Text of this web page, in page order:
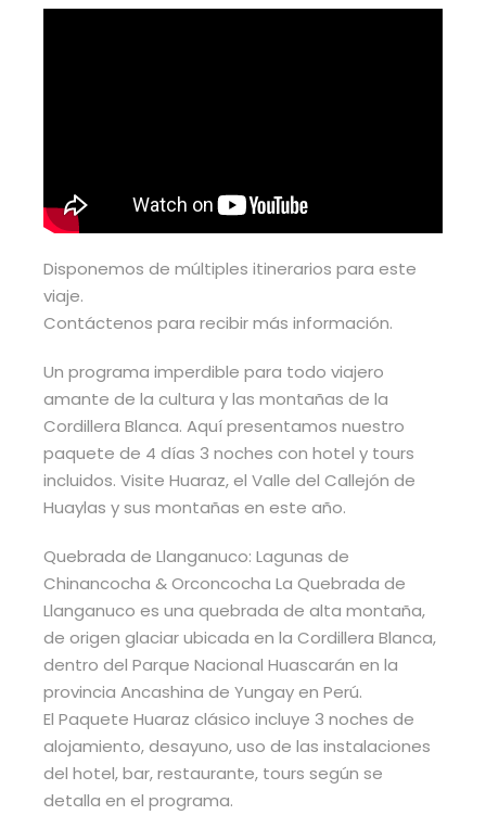
Disponemos de múltiples itinerarios para este
viaje.
Contáctenos para recibir más información.
Un programa imperdible para todo viajero
amante de la cultura y las montañas de la
Cordillera Blanca. Aquí presentamos nuestro
paquete de 4 días 3 noches con hotel y tours
incluidos. Visite Huaraz, el Valle del Callejón de
Huaylas y sus montañas en este año.
Quebrada de Llanganuco: Lagunas de
Chinancocha & Orconcocha La Quebrada de
Llanganuco es una quebrada de alta montaña,
de origen glaciar ubicada en la Cordillera Blanca,
dentro del Parque Nacional Huascarán en la
provincia Ancashina de Yungay en Perú.
El Paquete Huaraz clásico incluye 3 noches de
alojamiento, desayuno, uso de las instalaciones
del hotel, bar, restaurante, tours según se
detalla en el programa.